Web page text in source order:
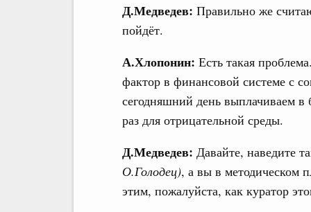
Д.Медведев: Правильно же
пойдёт.
А.Хлопонин: Есть такая
фактор в финансовой системе с
сегодняшний день выплачиваем в
раз для отрицательной среды.
Д.Медведев: Давайте, наведите
О.Голодец), а вы в методическом
этим, пожалуйста, как куратор